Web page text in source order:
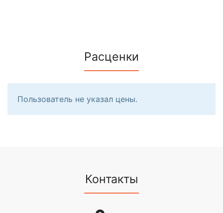
Расценки
Пользователь не указал цены.
Контакты